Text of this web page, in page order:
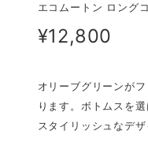
エコムートン ロング
¥12,800
オリーブグリーンが
ります。ボトムスを
スタイリッシュなデザ